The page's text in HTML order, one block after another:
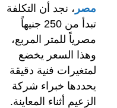
مصر ، نجد أن التكلفة
تبدأ من 250 جنيهاً
مصرياً للمتر المربع،
وهذا السعر يخضع
لمتغيرات فنية دقيقة
يحددها خبراء شركة
الزعيم أثناء المعاينة.